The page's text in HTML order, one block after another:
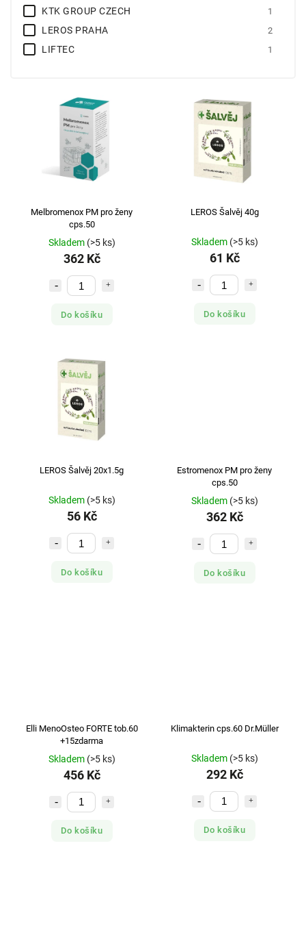
KTK GROUP CZECH 1
LEROS PRAHA 2
LIFTEC 1
MEGAFYT
MULLER PHARMA
NOVENTIS
PURUS MEDA
SANAMED
SIMPLY YOU PHARMACEUTICALS
VALOSUN
Melbromenox PM pro ženy
cps.50
Skladem (>5 ks)
362 Kč
Do košíku
LEROS Šalvěj 40g
Skladem (>5 ks)
61 Kč
Do košíku
LEROS Šalvěj 20x1.5g
Skladem (>5 ks)
56 Kč
Do košíku
Estromenox PM pro ženy
cps.50
Skladem (>5 ks)
362 Kč
Do košíku
Elli MenoOsteo FORTE tob.60
+15zdarma
Skladem (>5 ks)
456 Kč
Do košíku
Klimakterin cps.60 Dr.Müller
Skladem (>5 ks)
292 Kč
Do košíku